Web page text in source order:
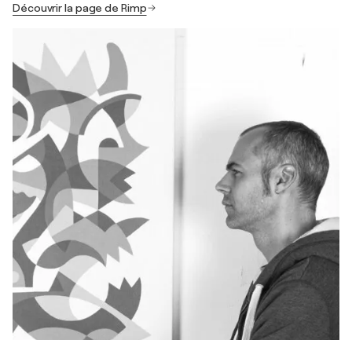
Découvrir la page de Rimp